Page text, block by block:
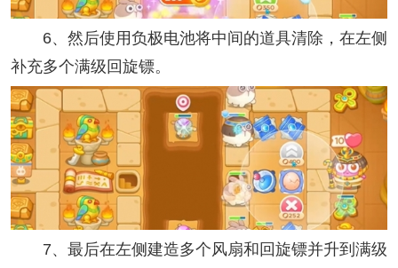
6、然后使用负极电池将中间的道具清除，在左侧
补充多个满级回旋镖。
7、最后在左侧建造多个风扇和回旋镖并升到满级